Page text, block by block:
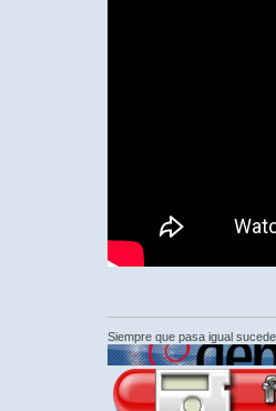
Siempre que pasa igual